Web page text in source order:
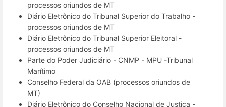
processos oriundos de MT
Diário Eletrônico do Tribunal Superior do Trabalho -
processos oriundos de MT
Diário Eletrônico do Tribunal Superior Eleitoral -
processos oriundos de MT
Parte do Poder Judiciário - CNMP - MPU -Tribunal
Marítimo
Conselho Federal da OAB (processos oriundos de
MT)
Diário Eletrônico do Conselho Nacional de Justiça -